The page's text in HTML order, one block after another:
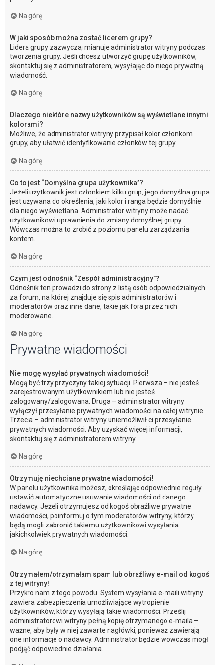
Na górę
W jaki sposób można zostać liderem grupy?
Lidera grupy zazwyczaj mianuje administrator witryny podczas
tworzenia grupy. Jeśli chcesz utworzyć grupę użytkowników,
skontaktuj się z administratorem, wysyłając do niego prywatną
wiadomość.
Na górę
Dlaczego niektóre nazwy użytkowników są wyświetlane innymi
kolorami?
Możliwe, że administrator witryny przypisał kolor członkom
grupy, aby ułatwić identyfikowanie członków tej grupy.
Na górę
Co to jest “Domyślna grupa użytkownika”?
Jeżeli użytkownik jest członkiem kilku grup, jego domyślna grupa
jest używana do określenia, jaki kolor i ranga będzie domyślnie
dla niego wyświetlana. Administrator witryny może nadać
użytkownikowi uprawnienia do zmiany domyślnej grupy.
Wówczas można to zrobić z poziomu panelu zarządzania
kontem.
Na górę
Czym jest odnośnik “Zespół administracyjny”?
Odnośnik ten prowadzi do strony z listą osób odpowiedzialnych
za forum, na której znajduje się spis administratorów i
moderatorów oraz inne dane, takie jak fora przez nich
moderowane.
Na górę
Prywatne wiadomości
Nie mogę wysyłać prywatnych wiadomości!
Mogą być trzy przyczyny takiej sytuacji. Pierwsza – nie jesteś
zarejestrowanym użytkownikiem lub nie jesteś
zalogowany/zalogowana. Druga – administrator witryny
wyłączył przesyłanie prywatnych wiadomości na całej witrynie.
Trzecia – administrator witryny uniemożliwił ci przesyłanie
prywatnych wiadomości. Aby uzyskać więcej informacji,
skontaktuj się z administratorem witryny.
Na górę
Otrzymuję niechciane prywatne wiadomości!
W panelu użytkownika możesz, określając odpowiednie reguły
ustawić automatyczne usuwanie wiadomości od danego
nadawcy. Jeżeli otrzymujesz od kogoś obraźliwe prywatne
wiadomości, poinformuj o tym moderatorów witryny, którzy
będą mogli zabronić takiemu użytkownikowi wysyłania
jakichkolwiek prywatnych wiadomości.
Na górę
Otrzymałem/otrzymałam spam lub obraźliwy e-mail od kogoś
z tej witryny!
Przykro nam z tego powodu. System wysyłania e-maili witryny
zawiera zabezpieczenia umożliwiające wytropienie
użytkowników, którzy wysyłają takie wiadomości. Prześlij
administratorowi witryny pełną kopię otrzymanego e-maila –
ważne, aby były w niej zawarte nagłówki, ponieważ zawierają
one informacje o nadawcy. Administrator będzie wówczas mógł
podjąć odpowiednie działania.